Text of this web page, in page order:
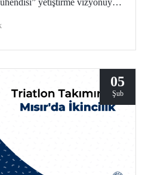
yetiştirme vizyonuyla
Bilimde Kadın ve
05
Şub